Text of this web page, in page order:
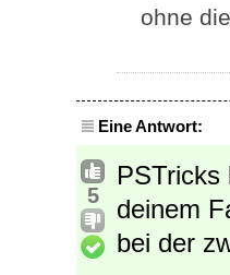
ohne die
Eine Antwort:
5
deinem
bei der